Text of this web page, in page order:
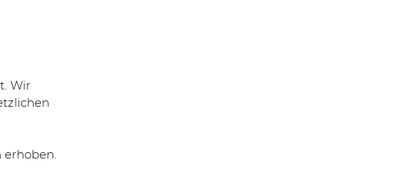
Wir
erhoben.